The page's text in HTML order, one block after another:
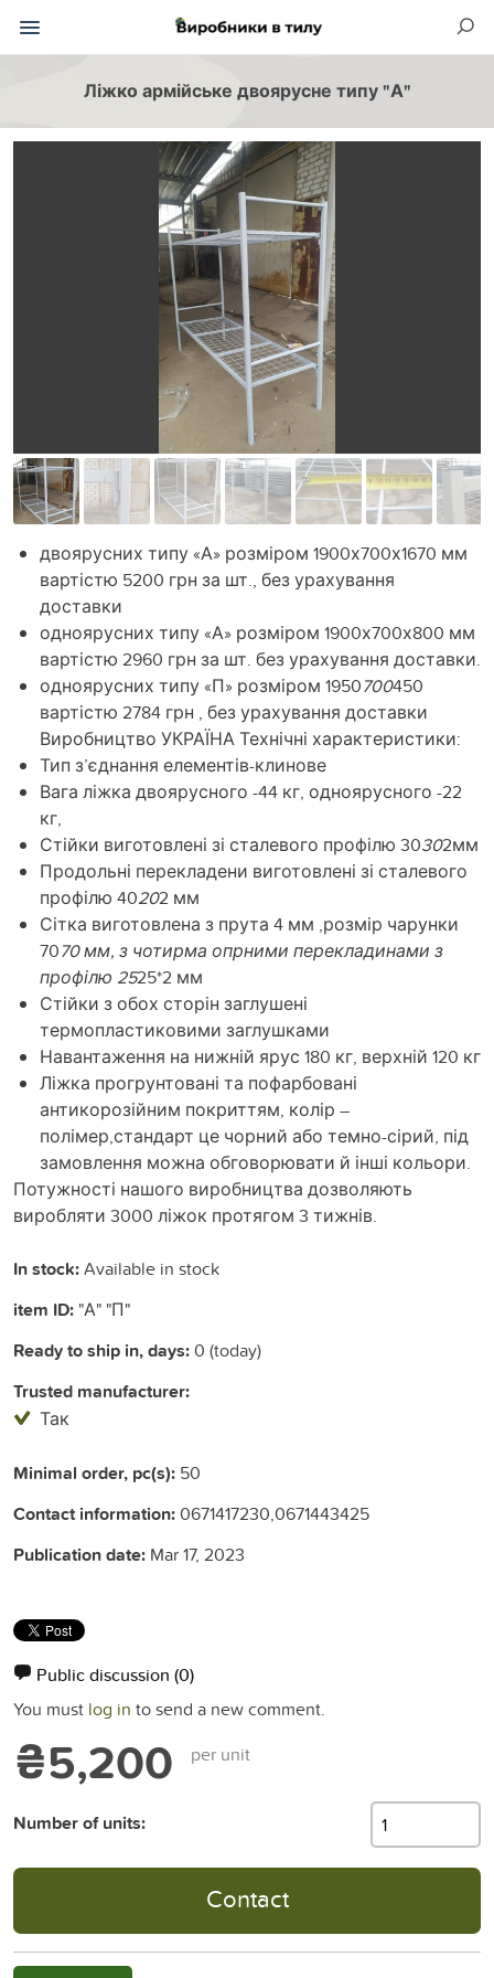
Ліжко армійське двоярусне типу "А"
двоярусних типу «А» розміром 1900х700х1670 мм
вартістю 5200 грн за шт., без урахування
доставки
одноярусних типу «А» розміром 1900х700х800 мм
вартістю 2960 грн за шт. без урахування доставки.
одноярусних типу «П» розміром 1950700450
вартістю 2784 грн , без урахування доставки
Виробництво УКРАЇНА Технічні характеристики:
Тип з’єднання елементів-клинове
Вага ліжка двоярусного -44 кг, одноярусного -22
кг,
Стійки виготовлені зі сталевого профілю 30302мм
Продольні перекладени виготовлені зі сталевого
профілю 40202 мм
Сітка виготовлена з прута 4 мм ,розмір чарунки
7070 мм, з чотирма опрними перекладинами з
профілю 2525*2 мм
Стійки з обох сторін заглушені
термопластиковими заглушками
Навантаження на нижній ярус 180 кг, верхній 120 кг
Ліжка прогрунтовані та пофарбовані
антикорозійним покриттям, колір –
полімер,стандарт це чорний або темно-сірий, під
замовлення можна обговорювати й інші кольори.
Потужності нашого виробництва дозволяють
виробляти 3000 ліжок протягом 3 тижнів.
In stock:Available in stock
item ID: "А" "П"
Ready to ship in, days:0 (today)
Trusted manufacturer:
Так
Minimal order, pc(s): 50
Contact information:0671417230,0671443425
Publication date: Mar 17, 2023
Public discussion (0)
You must log in to send a new comment.
₴5,200 per unit
Number of units:
Contact